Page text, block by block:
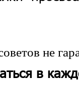
не
в